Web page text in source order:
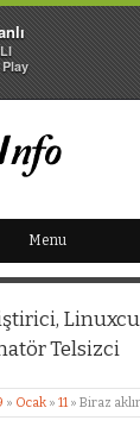
Menu
Telsizci
» Ocak » 11 » Biraz